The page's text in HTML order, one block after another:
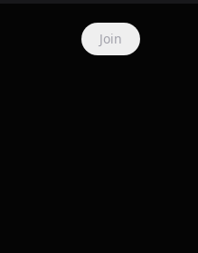
Join